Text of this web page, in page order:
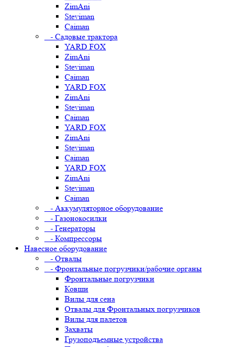
ZimAni
Steviman
Caiman
- Садовые трактора
YARD FOX
ZimAni
Steviman
Caiman
YARD FOX
ZimAni
Steviman
Caiman
YARD FOX
ZimAni
Steviman
Caiman
YARD FOX
ZimAni
Steviman
Caiman
- Аккумуляторное оборудование
- Газонокосилки
- Генераторы
- Компрессоры
Навесное оборудование
- Отвалы
- Фронтальные погрузчики/рабочие органы
Фронтальные погрузчики
Ковши
Вилы для сена
Отвалы для Фронтальных погрузчиков
Вилы для палетов
Захваты
Грузоподъемные устройства